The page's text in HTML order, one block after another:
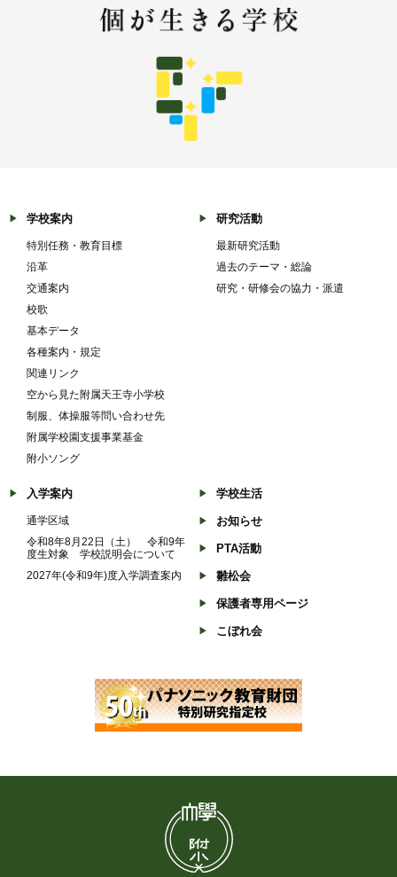
学校案内
特別任務・教育目標
沿革
交通案内
校歌
基本データ
各種案内・規定
関連リンク
空から見た附属天王寺小学校
制服、体操服等問い合わせ先
附属学校園支援事業基金
附小ソング
研究活動
最新研究活動
過去のテーマ・総論
研究・研修会の協力・派遣
入学案内
通学区域
令和8年8月22日（土） 令和9年
度生対象 学校説明会について
2027年(令和9年)度入学調査案内
学校生活
お知らせ
PTA活動
雛松会
保護者専用ページ
こぼれ会